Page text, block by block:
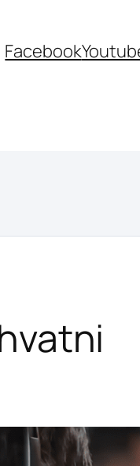
Facebook